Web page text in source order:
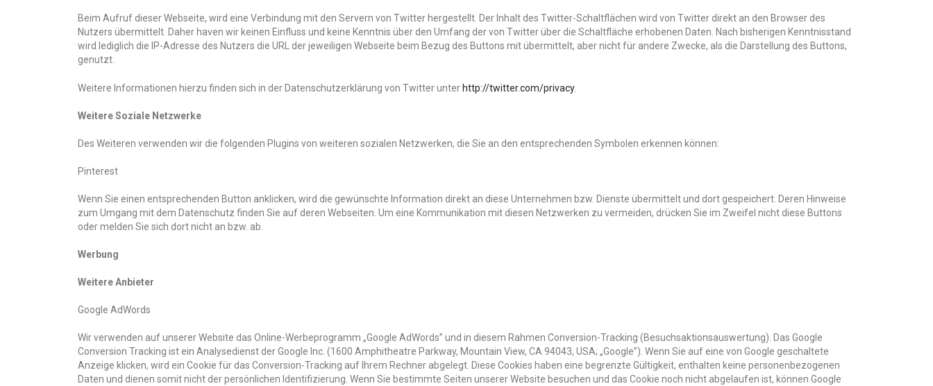
Beim Aufruf dieser Webseite, wird eine Verbindung mit den Servern von Twitter hergestellt. Der Inhalt des Twitter-Schaltflächen wird von Twitter direkt an den Browser des
Nutzers übermittelt. Daher haven wir keinen Einfluss und keine Kenntnis über den Umfang der von Twitter über die Schaltfläche erhobenen Daten. Nach bisherigen Kenntnisstand
wird lediglich die IP-Adresse des Nutzers die URL der jeweiligen Webseite beim Bezug des Buttons mit übermittelt, aber nicht für andere Zwecke, als die Darstellung des Buttons,
genutzt.
Weitere Informationen hierzu finden sich in der Datenschutzerklärung von Twitter unterhttp://twitter.com/privacy.
Weitere Soziale Netzwerke
Des Weiteren verwenden wir die folgenden Plugins von weiteren sozialen Netzwerken, die Sie an den entsprechenden Symbolen erkennen können:
Pinterest
Wenn Sie einen entsprechenden Button anklicken, wird die gewünschte Information direkt an diese Unternehmen bzw. Dienste übermittelt und dort gespeichert. Deren Hinweise
zum Umgang mit dem Datenschutz finden Sie auf deren Webseiten. Um eine Kommunikation mit diesen Netzwerken zu vermeiden, drücken Sie im Zweifel nicht diese Buttons
oder melden Sie sich dort nicht an bzw. ab.
Werbung
Weitere Anbieter
Google AdWords
Wir verwenden auf unserer Website das Online-Werbeprogramm „Google AdWords” und in diesem Rahmen Conversion-Tracking (Besuchsaktionsauswertung). Das Google
Conversion Tracking ist ein Analysedienst der Google Inc. (1600 Amphitheatre Parkway, Mountain View, CA 94043, USA; „Google”). Wenn Sie auf eine von Google geschaltete
Anzeige klicken, wird ein Cookie für das Conversion-Tracking auf Ihrem Rechner abgelegt. Diese Cookies haben eine begrenzte Gültigkeit, enthalten keine personenbezogenen
Daten und dienen somit nicht der persönlichen Identifizierung. Wenn Sie bestimmte Seiten unserer Website besuchen und das Cookie noch nicht abgelaufen ist, können Google